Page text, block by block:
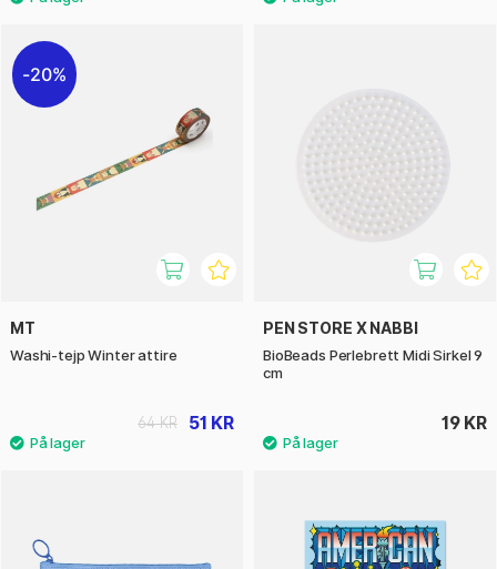
20%
MT
Washi-tejp Winter attire
51 KR
64 KR
PEN STORE X NABBI
BioBeads Perlebrett Midi Sirkel 9
cm
19 KR